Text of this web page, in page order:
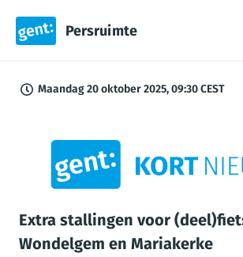
Persruimte
Maandag 20 oktober 2025, 09:30 CEST
PNG
Extra stallingen voor
Wondelgem en Mariakerke